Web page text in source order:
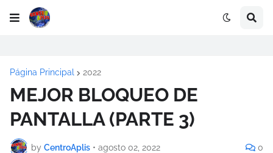
Página Principal 2022
MEJOR BLOQUEO DE
PANTALLA (PARTE 3)
by CentroAplis • agosto 02, 2022 0